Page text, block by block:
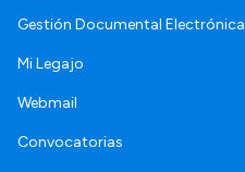
Gestión Documental Electrónica
Mi Legajo
Webmail
Convocatorias